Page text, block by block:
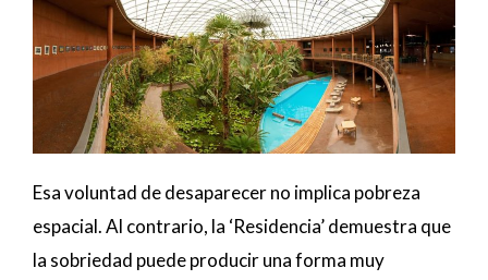
Esa voluntad de desaparecer no implica pobreza
espacial. Al contrario, la ‘Residencia’ demuestra que
la sobriedad puede producir una forma muy